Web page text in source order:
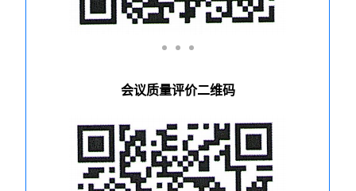
会议质量评价二维码